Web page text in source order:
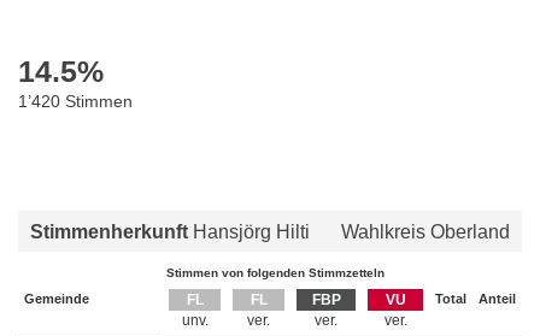
14.5%
1’420 Stimmen
Stimmenherkunft Hansjörg Hilti Wahlkreis Oberland
Stimmen von folgenden Stimmzetteln
Gemeinde FL FL FBP VU Total Anteil